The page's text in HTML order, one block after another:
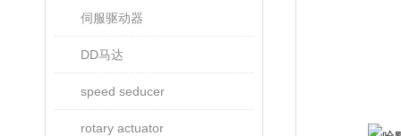
伺服驱动器
DD马达
speed seducer
rotary actuator